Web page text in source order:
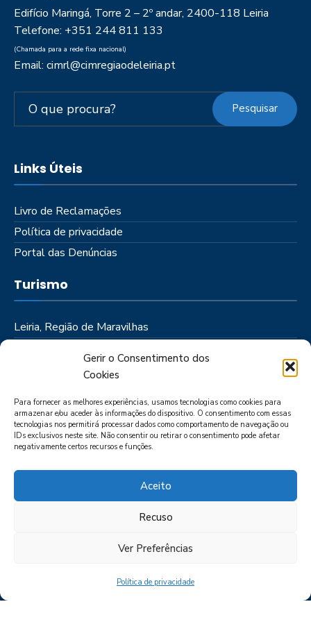
Gerir o Consentimento dos
Cookies
Para fornecer as melhores experiências, usamos tecnologias como cookies para
armazenar e/ou aceder às informações do dispositivo. O consentimento com essas
tecnologias nos permitirá processar dados como comportamento de navegação ou
IDs exclusivos neste site. Não consentir ou retirar o consentimento pode afetar
negativamente certos recursos e funções.
Aceito
Recuso
Ver Preferências
Política de privacidade
Edifício Maringá, Torre 2 – 2º andar, 2400-118 Leiria
Telefone: +351 244 811 133
(Chamada para a rede fixa nacional)
Email: cimrl@cimregiaodeleiria.pt
Pesquisar
Links Úteis
Livro de Reclamações
Política de privacidade
Portal das Denúncias
Turismo
Leiria, Região de Maravilhas
Roteiros
POLÍTICA DE PRIVACIDADE
DAS DENÚNCIAS